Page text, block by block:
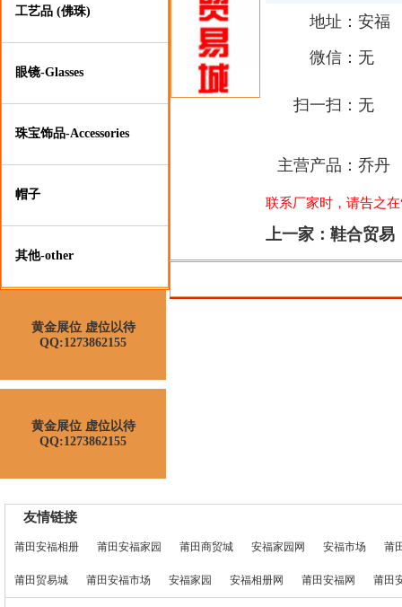
工艺品 (佛珠)
眼镜-Glasses
珠宝饰品-Accessories
帽子
其他-other
黄金展位 虚位以待
QQ:1273862155
黄金展位 虚位以待
QQ:1273862155
地址： 安福
微信： 无
扫一扫： 无
主营产品： 乔丹
联系厂家时，请告之
上一家： 鞋合贸易
友情链接
莆田安福相册 莆田安福家园 莆田商贸城 安福家园网 安福市场 莆
莆田贸易城 莆田安福市场 安福家园 安福相册网 莆田安福网 莆田